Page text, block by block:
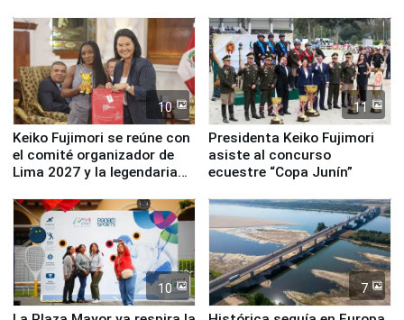
10
Keiko Fujimori se reúne con
el comité organizador de
Lima 2027 y la legendaria
11
Presidenta Keiko Fujimori
asiste al concurso
ecuestre “Copa Junín”
10 7